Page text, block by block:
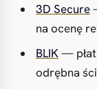
3D Secure
na ocenę
BLIK—
odrębna